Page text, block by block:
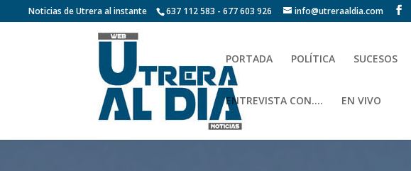
Noticias de Utrera al instante 637 112 583 - 677 603 926 info@utreraaldia.com
PORTADA POLÍTICA SUCESOS
ENTREVISTA CON…. EN VIVO